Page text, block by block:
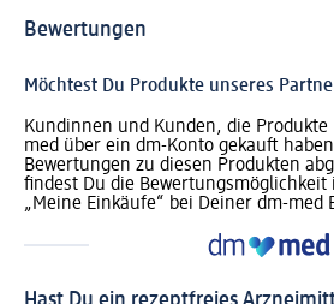
Bewertungen
Möchtest Du Produkte unseres
Kundinnen und Kunden, die
med über ein dm-Konto gekauft
Bewertungen zu diesen Produkten
findest Du die
„Meine Einkäufe“ bei Deiner dm-med